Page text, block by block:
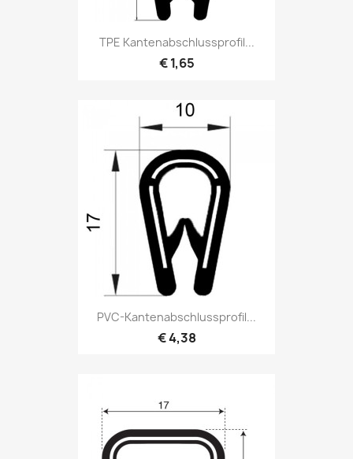
TPE Kantenabschlussprofil...
€ 1,65
PVC-Kantenabschlussprofil...
€ 4,38